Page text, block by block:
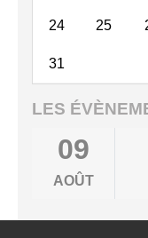
24 25
31
LES
09
AOÛT